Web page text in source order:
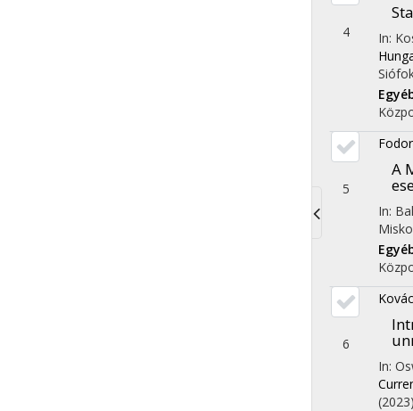
4 In:
5
A
In:
6
In:
(2023)